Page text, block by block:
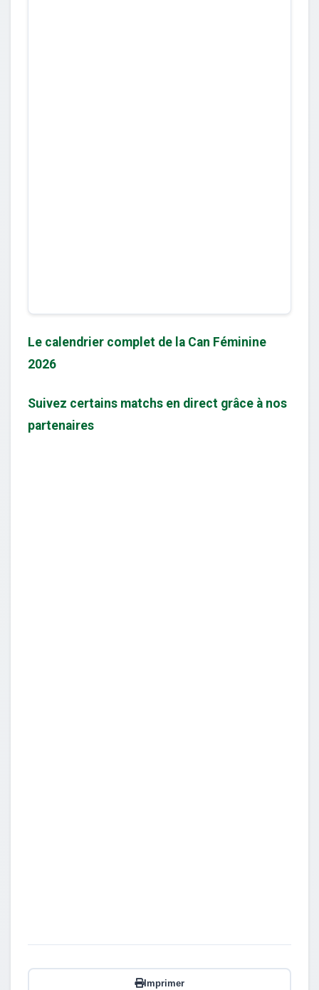
Le calendrier complet de la Can Féminine
2026
Suivez certains matchs en direct grâce à nos
partenaires
Imprimer